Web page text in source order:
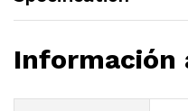
Información